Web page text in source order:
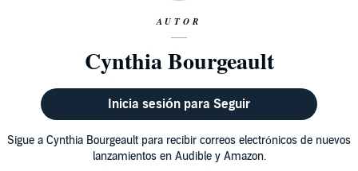
AUTOR
Cynthia Bourgeault
Inicia sesión para Seguir
Sigue a Cynthia Bourgeault para recibir correos electrónicos de nuevos
lanzamientos en Audible y Amazon.